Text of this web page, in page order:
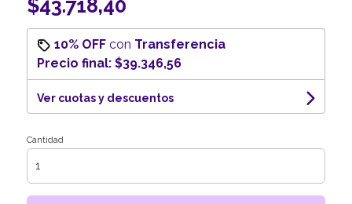
$43.718,40
10% OFFcon Transferencia
Precio final: $39.346,56
Ver cuotas y descuentos
Cantidad